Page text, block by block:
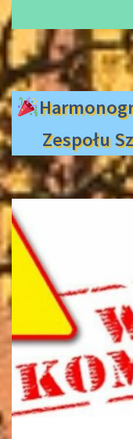
Zespołu